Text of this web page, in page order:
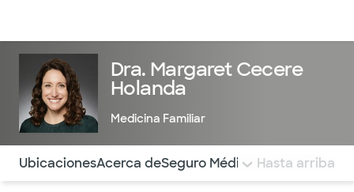
Dra. Margaret Cecere
Holanda
Medicina Familiar
Utilice esta navegación para saltar rápidamente a
UbicacionesAcerca deSeguro Médico COMENTARIOS
Hasta arriba